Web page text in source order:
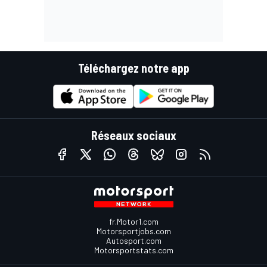
Téléchargez notre app
Réseaux sociaux
fr.Motor1.com
Motorsportjobs.com
Autosport.com
Motorsportstats.com